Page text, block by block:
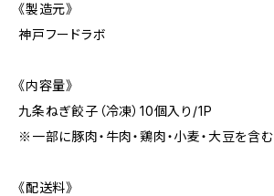
《製造元》
神戸フードラボ
《内容量》
九条ねぎ餃子（冷凍）10個入り/1P
※一部に豚肉・牛肉・鶏肉・小麦・大豆を含む
《配送料》